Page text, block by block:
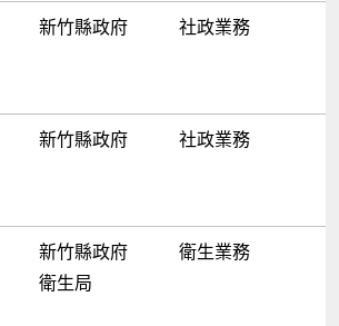
新竹縣政府 社政業務
新竹縣政府 社政業務
新竹縣政府
衛生局
衛生業務